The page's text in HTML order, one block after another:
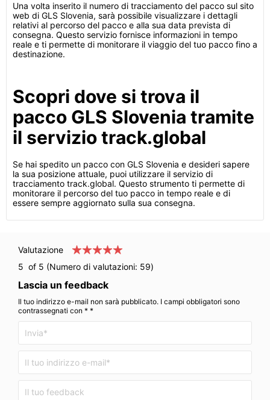
Una volta inserito il numero di tracciamento del pacco sul sito
web di GLS Slovenia, sarà possibile visualizzare i dettagli
relativi al percorso del pacco e alla sua data prevista di
consegna. Questo servizio fornisce informazioni in tempo
reale e ti permette di monitorare il viaggio del tuo pacco fino a
destinazione.
Scopri dove si trova il
pacco GLS Slovenia tramite
il servizio track.global
Se hai spedito un pacco con GLS Slovenia e desideri sapere
la sua posizione attuale, puoi utilizzare il servizio di
tracciamento track.global. Questo strumento ti permette di
monitorare il percorso del tuo pacco in tempo reale e di
essere sempre aggiornato sulla sua consegna.
Valutazione
5 of 5 (Numero di valutazioni: 59)
Lascia un feedback
Il tuo indirizzo e-mail non sarà pubblicato. I campi obbligatori sono
contrassegnati con * *